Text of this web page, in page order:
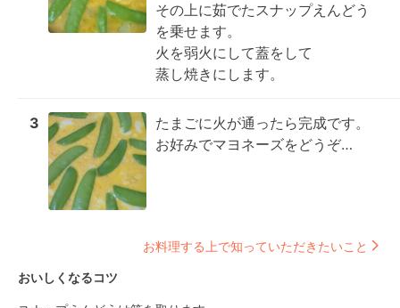
その上に茹でたスナップえんどう
を乗せます。
火を弱火にして蓋をして
蒸し焼きにします。
3
たまごに火が通ったら完成です。
お好みでマヨネーズをどうぞ…
お料理する上で知っていただきたいこと
おいしくなるコツ